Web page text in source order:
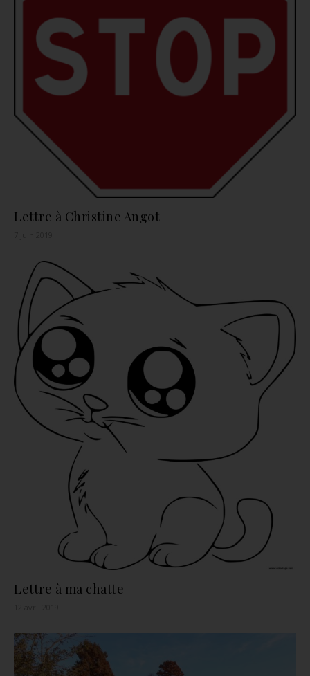
Lettre à Christine Angot
Lettre à ma chatte